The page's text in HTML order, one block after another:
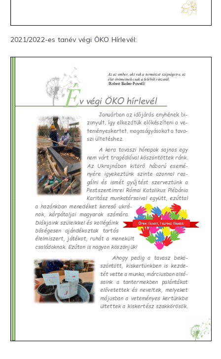
2021/2022-es tanév végi ÖKO Hírlevél: